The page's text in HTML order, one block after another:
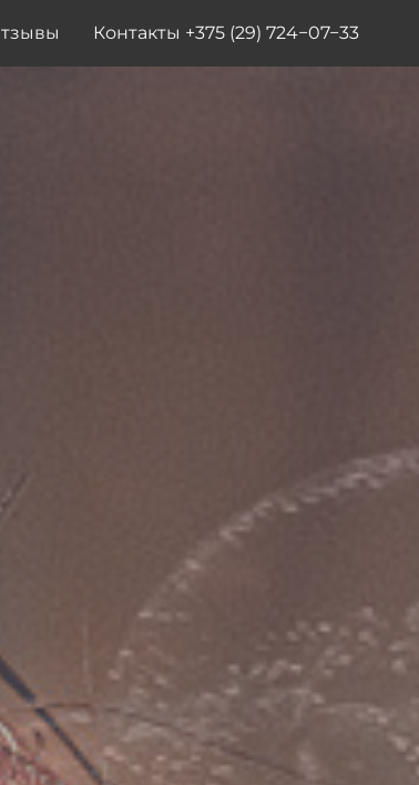
Контакты +375 (29) 724−07−33